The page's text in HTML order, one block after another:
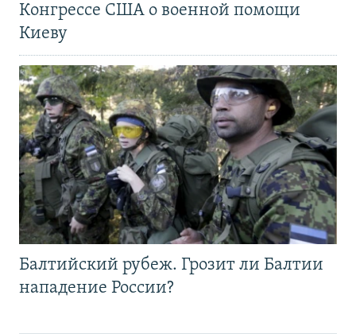
Конгрессе США о военной помощи
Киеву
Балтийский рубеж. Грозит ли Балтии
нападение России?